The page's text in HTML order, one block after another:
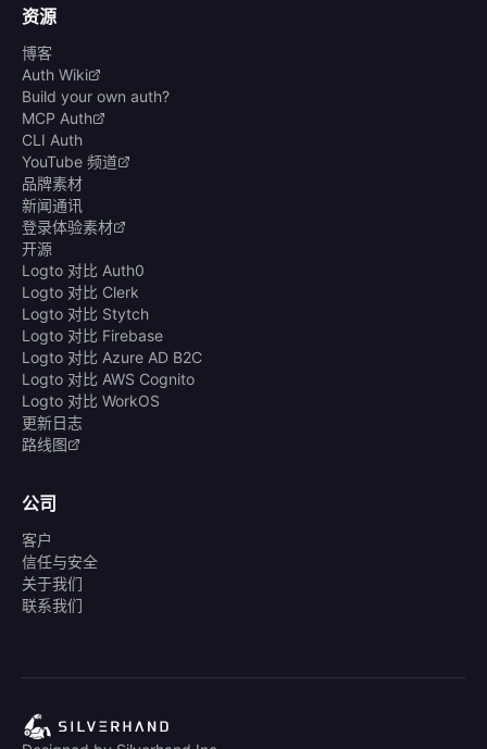
资源
博客
Auth Wiki
Build your own auth?
MCP Auth
CLI Auth
YouTube 频道
品牌素材
新闻通讯
登录体验素材
开源
Logto 对比 Auth0
Logto 对比 Clerk
Logto 对比 Stytch
Logto 对比 Firebase
Logto 对比 Azure AD B2C
Logto 对比 AWS Cognito
Logto 对比 WorkOS
更新日志
路线图
公司
客户
信任与安全
关于我们
联系我们